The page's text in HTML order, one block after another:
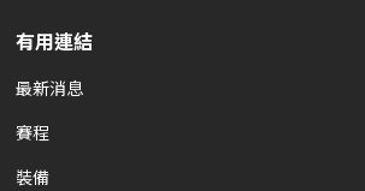
有用連結
最新消息
賽程
裝備